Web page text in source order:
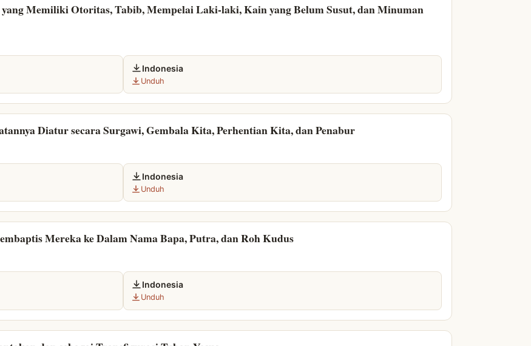
yang Memiliki Otoritas, Tabib, Mempelai Laki-laki, Kain yang Belum Susut, dan Minuman
Indonesia
Unduh
Diatur secara Surgawi, Gembala Kita, Perhentian Kita, dan Penabur
Indonesia
Unduh
Mereka ke Dalam Nama Bapa, Putra, dan Roh Kudus
Indonesia
Unduh